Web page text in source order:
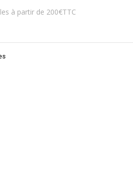
à partir de 200€TTC